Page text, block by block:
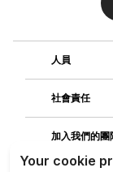
人員
社會責任
加入我們的團